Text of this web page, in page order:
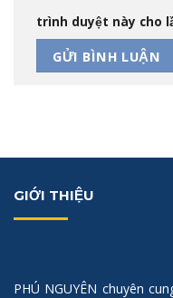
trình duyệt này cho
GIỚI THIỆU
PHÚ NGUYÊN chuyên